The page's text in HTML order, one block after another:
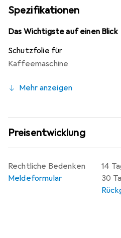
Laserschnitt-Technik ist die
zugeschnitten, was eine
optimale Randhaftung
staubfrei ist. Zudem lässt sich
rückstandsfrei entfernen.
Produktionsbedingungen.
Spezifikationen
Das Wichtigste auf einen Blick
Schutzfolie für
Kaffeemaschine
Mehr anzeigen
Preisentwicklung
14
30
Rechtliche Bedenken
Meldeformular